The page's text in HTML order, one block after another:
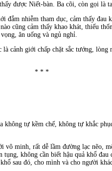
được Niết-bàn. Ba cõi, còn gọi là
đắm nhiễm tham dục, cảm thấy đau
cũng cảm thấy khao khát, thiếu
ăn uống và ngủ nghỉ.
cảnh giới chấp chặt sắc tướng,
* * *
tự kềm chế, không tự khắc
minh, rất dễ lầm đường lạc nẽo,
không cần biết hậu quả khổ
sau đó, cho mình và cho người